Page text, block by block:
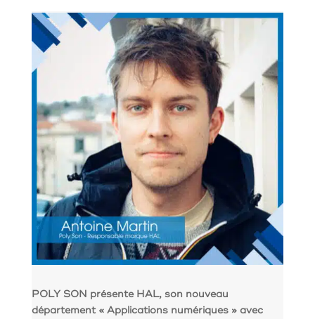
POLY SON présente HAL, son nouveau
département « Applications numériques » avec